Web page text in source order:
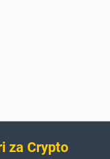
za Crypto